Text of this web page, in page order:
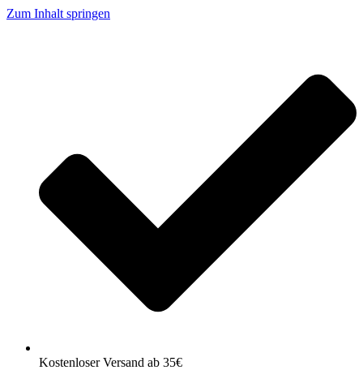
Zum Inhalt springen
Kostenloser Versand ab 35€